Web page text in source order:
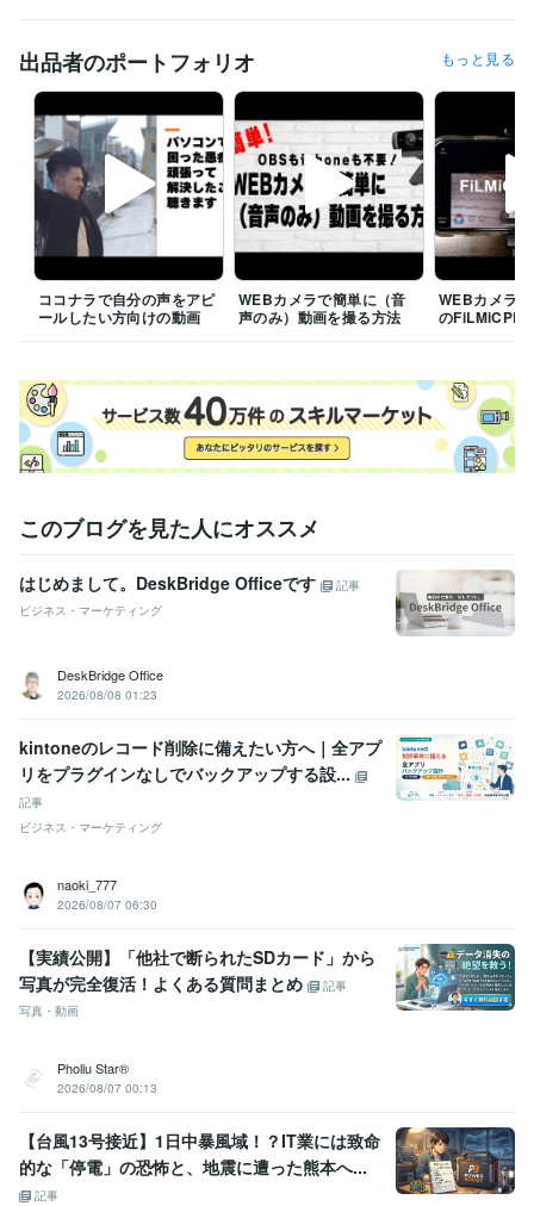
ビジネス代行・事務代行 ウェブセミナー・オンライン商談サポート
出品者のポートフォリオ もっと見る
ココナラで自分の声をアピ
ールしたい方向けの動画
WEBカメラで簡単に（音
声のみ）動画を撮る方法
WEBカメラ
の
このブログを見た人にオススメ
はじめまして。DeskBridge Officeです
記事
ビジネス・マーケティング
DeskBridge Office
2026/08/08 01:23
kintoneのレコード削除に備えたい方へ｜全アプ
リをプラグインなしでバックアップする設...
記事
ビジネス・マーケティング
naoki_777
2026/08/07 06:30
【実績公開】「他社で断られたSDカード」から
写真が完全復活！よくある質問まとめ
記事
写真・動画
Phollu Star®
2026/08/07 00:13
【台風13号接近】1日中暴風域！？IT業には致命
的な「停電」の恐怖と、地震に遭った熊本へ...
記事